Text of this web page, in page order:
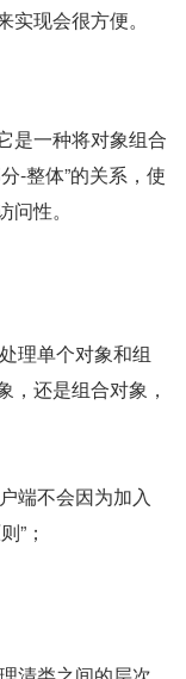
现会很方便。
是一种将对象组合
-整体”的关系，使
性。
理单个对象和组
，还是组合对象，
端不会因为加入
”；